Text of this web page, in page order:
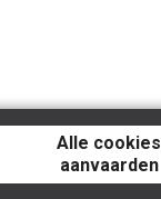
Alle cookies
aanvaarden